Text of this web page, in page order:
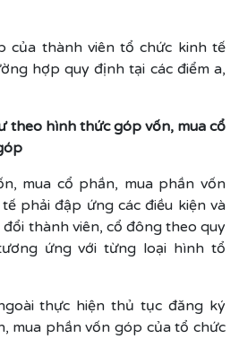
của thành viên tổ chức kinh tế
hợp quy định tại các điểm a,
theo hình thức góp vốn, mua cổ
mua cổ phần, mua phần vốn
phải đập ứng các điều kiện và
thành viên, cổ đông theo quy
ứng với từng loại hình tổ
thực hiện thủ tục đăng ký
mua phần vốn góp của tổ chức